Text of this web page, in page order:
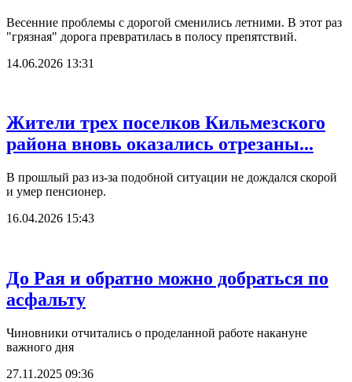
Весенние проблемы с дорогой сменились летними. В этот раз
"грязная" дорога превратилась в полосу препятствий.
14.06.2026 13:31
Жители трех поселков Кильмезского
района вновь оказались отрезаны...
В прошлый раз из-за подобной ситуации не дождался скорой
и умер пенсионер.
16.04.2026 15:43
До Рая и обратно можно добраться по
асфальту
Чиновники отчитались о проделанной работе накануне
важного дня
27.11.2025 09:36